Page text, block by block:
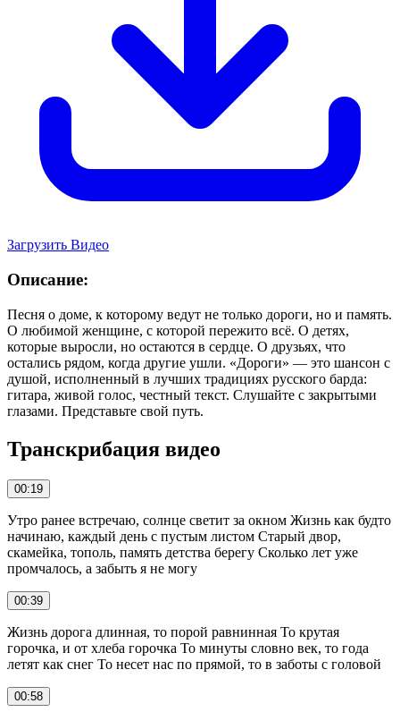
Загрузить Видео
Описание:
Песня о доме, к которому ведут не только дороги, но и память.
О любимой женщине, с которой пережито всё. О детях,
которые выросли, но остаются в сердце. О друзьях, что
остались рядом, когда другие ушли. «Дороги» — это шансон с
душой, исполненный в лучших традициях русского барда:
гитара, живой голос, честный текст. Слушайте с закрытыми
глазами. Представьте свой путь.
Транскрибация видео
00:19
Утро ранее встречаю, солнце светит за окном Жизнь как будто
начинаю, каждый день с пустым листом Старый двор,
скамейка, тополь, память детства берегу Сколько лет уже
промчалось, а забыть я не могу
00:39
Жизнь дорога длинная, то порой равнинная То крутая
горочка, и от хлеба горочка То минуты словно век, то года
летят как снег То несет нас по прямой, то в заботы с головой
00:58